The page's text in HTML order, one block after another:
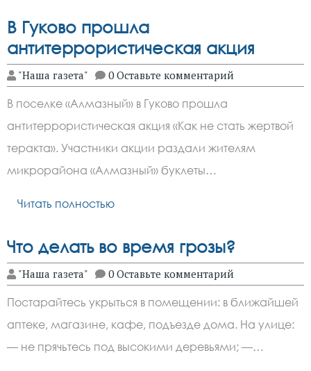
В Гуково прошла
антитеррористическая акция
"Наша газета" 0 Оставьте комментарий
В поселке «Алмазный» в Гуково прошла
антитеррористическая акция «Как не стать жертвой
теракта». Участники акции раздали жителям
микрорайона «Алмазный» буклеты…
Читать полностью
Что делать во время грозы?
"Наша газета" 0 Оставьте комментарий
Постарайтесь укрыться в помещении: в ближайшей
аптеке, магазине, кафе, подъезде дома. На улице:
— не прячьтесь под высокими деревьями; —…